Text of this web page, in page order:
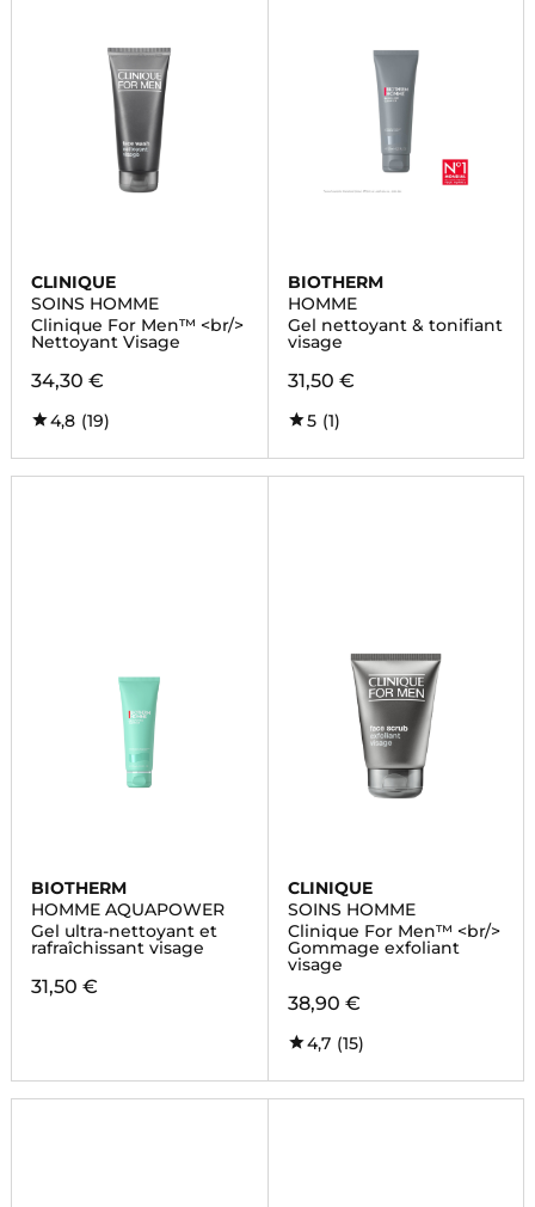
CLINIQUE
SOINS HOMME
Clinique For Men™ <br/>
Nettoyant Visage
34,30 €
4,8 (19)
BIOTHERM
HOMME
Gel nettoyant & tonifiant
visage
31,50 €
5 (1)
BIOTHERM
HOMME AQUAPOWER
Gel ultra-nettoyant et
rafraîchissant visage
31,50 €
CLINIQUE
SOINS HOMME
Clinique For Men™ <br/>
Gommage exfoliant
visage
38,90 €
4,7 (15)